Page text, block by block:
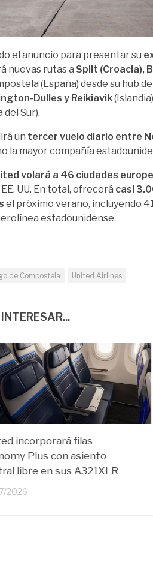
el anuncio para presentar su
nuevas rutas a Split (Croacia),
(España) desde su hub
Dulles y Reikiavik
del Sur).
un tercer vuelo diario entre
la mayor compañía
volará a 46 ciudades
UU. En total, ofrecerá casi
el próximo verano, incluyendo
estadounidense.
de Compostela United Airlines
incorporará filas
Plus con asiento
libre en sus A321XLR
2026